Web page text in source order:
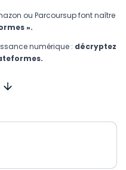
ou Parcoursup font naître
».
numérique : décryptez